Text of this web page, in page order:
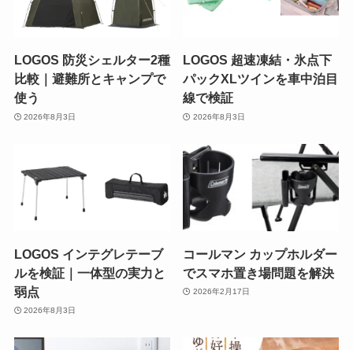
LOGOS 防災シェルター2種
比較｜避難所とキャンプで
使う
2026年8月3日
LOGOS 超速凍結・氷点下
パックXLツインを車中泊目
線で検証
2026年8月3日
LOGOS インテグレテーブ
ルを検証｜一体型の実力と
弱点
2026年8月3日
コールマン カップホルダー
でスマホ置き場問題を解決
2026年2月17日